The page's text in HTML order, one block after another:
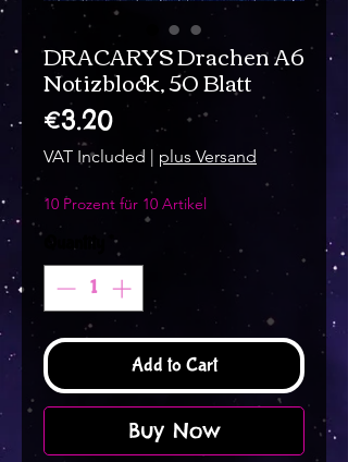
DRACARYS Drachen A6
Notizblock, 50 Blatt
€3.20Price
VAT Included | plus Versand
10 Prozent für 10 Artikel
Quantity
Add to Cart
Buy Now